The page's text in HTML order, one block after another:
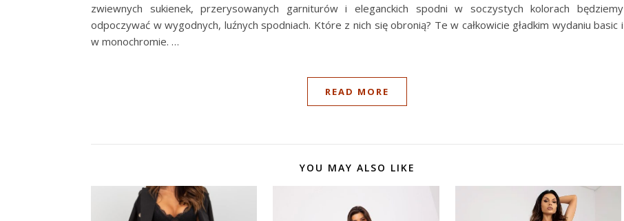
zwiewnych sukienek, przerysowanych garniturów i eleganckich spodni w soczystych kolorach będziemy
odpoczywać w wygodnych, luźnych spodniach. Które z nich się obronią? Te w całkowicie gładkim wydaniu basic i
w monochromie. …
READ MORE
YOU MAY ALSO LIKE